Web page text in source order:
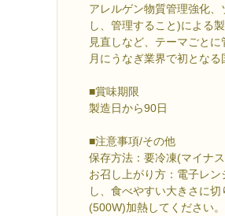
アレルゲン物質管理強化
し、管理すること)による
見直しなど、テーマごと
月にうなぎ業界で初とな
■賞味期限
製造日から90日
■注意事項/その他
保存方法：要冷凍(マイナ
お召し上がり方：電子レ
し、食べやすい大きさに
(500W)加熱してください。